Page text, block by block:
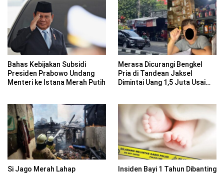
Bahas Kebijakan Subsidi
Presiden Prabowo Undang
Menteri ke Istana Merah Putih
Merasa Dicurangi Bengkel
Pria di Tandean Jaksel
Dimintai Uang 1,5 Juta Usai
Si Jago Merah Lahap
Insiden Bayi 1 Tahun Dibanting